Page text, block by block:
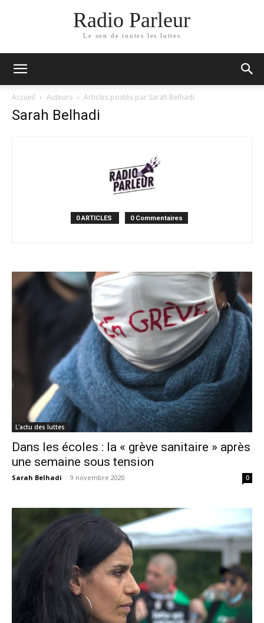
Radio Parleur
Le son de toutes les luttes
Accueil Auteurs Articles postés par Sarah Belhadi
Sarah Belhadi
0 ARTICLES 0 Commentaires
L'actu des luttes
Dans les écoles : la « grève sanitaire » après
une semaine sous tension
Sarah Belhadi - 9 novembre 2020 0